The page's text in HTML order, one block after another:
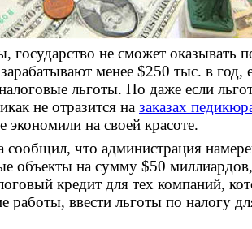
государство не сможет оказывать
менее $250 тыс. в год,
льготы. Но даже если
не отразится на заказах
экономили на своей красоте.
что администрация
объекты на сумму $50
кредит для тех компаний,
работы, ввести льготы по налогу